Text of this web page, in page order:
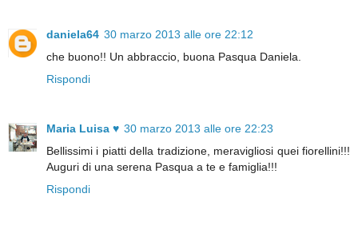
daniela64 30 marzo 2013 alle ore 22:12
che buono!! Un abbraccio, buona Pasqua Daniela.
Rispondi
Maria Luisa ♥ 30 marzo 2013 alle ore 22:23
Bellissimi i piatti della tradizione, meravigliosi quei fiorellini!!!
Auguri di una serena Pasqua a te e famiglia!!!
Rispondi